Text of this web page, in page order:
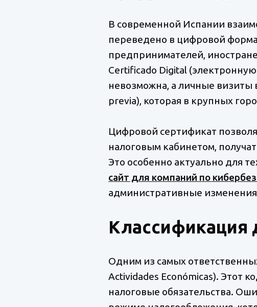
В современной Испании
переведено в цифровой
предпринимателей,
Certificado Digital
невозможна, а личные визиты
previa), которая в крупных
Цифровой сертификат
налоговым кабинетом,
Это особенно актуально для
сайт для компаний по
административные
Классификация
Одним из самых
Actividades Económicas). Этот
налоговые обязательства.